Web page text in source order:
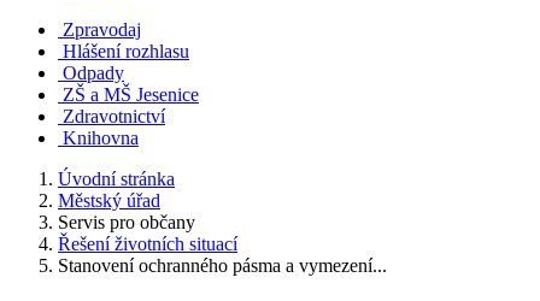
Zpravodaj
Hlášení rozhlasu
Odpady
ZŠ a MŠ Jesenice
Zdravotnictví
Knihovna
Úvodní stránka
Městský úřad
Servis pro občany
Řešení životních situací
Stanovení ochranného pásma a vymezení...